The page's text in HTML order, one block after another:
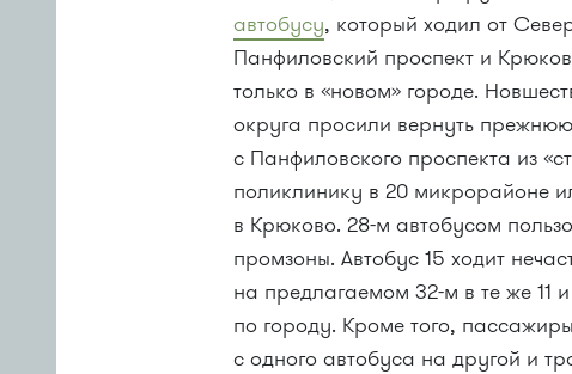
автобусу, который ходил от
Панфиловский проспект и
только в «новом» городе.
округа просили вернуть
с Панфиловского проспекта из
поликлинику в 20 микрорайоне
в Крюково. 28-м автобусом
промзоны. Автобус 15 ходит
на предлагаемом 32-м в те же 11
по городу. Кроме того,
с одного автобуса на другой и